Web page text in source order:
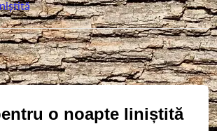
o noapte liniștită